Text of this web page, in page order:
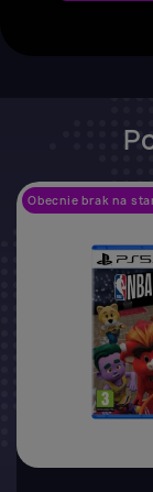
Obecnie brak na